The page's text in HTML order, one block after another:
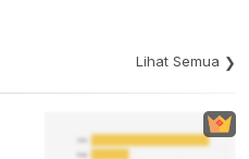
Lihat Semua